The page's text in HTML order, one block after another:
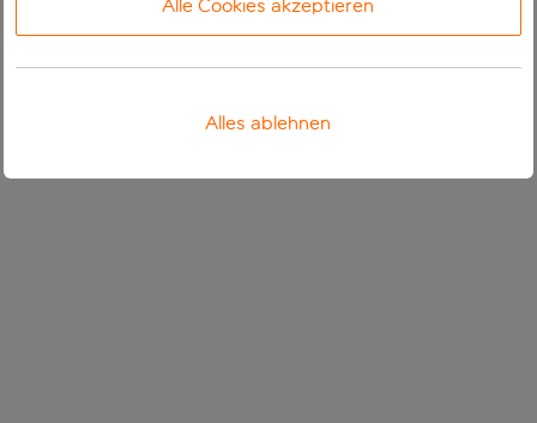
Alle Cookies akzeptieren
Alles ablehnen